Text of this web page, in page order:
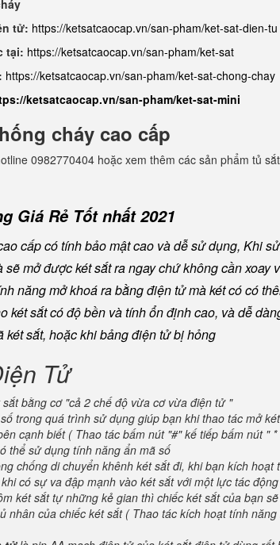
tử: https://ketsatcaocap.vn/san-pham/ket-sat-dien-tu
tại: https://ketsatcaocap.vn/san-pham/ket-sat
https://ketsatcaocap.vn/san-pham/ket-sat-chong-chay
ketsatcaocap.vn/san-pham/ket-sat-mini
cháy cao cấp
0982770404 hoặc xem thêm các sản phẩm tủ
Giá Rẻ Tốt nhất 2021
cấp có tính bảo mật cao và dễ sử dụng, Khi
mở được két sắt ra ngay chứ không cần xoay
năng mở khoá ra bằng điện tử mà két có có
két sắt có độ bền và tính ổn định cao, và dễ
két sắt, hoặc khi bảng điện tử bị hỏng
Tử
bằng cơ "cả 2 chế độ vừa cơ vừa điện tử "
trong quá trình sử dụng giúp bạn khi thao tác mở
cạnh biết ( Thao tác bấm nút "#" kế tiếp bấm nút "
thể sử dụng tính năng ẩn mã số
chống di chuyển khênh két sắt đi, khi bạn kích
có sự va đập mạnh vào két sắt với một lực tác
két sắt tự những kẻ gian thì chiếc két sắt của bạn
nhân của chiếc két sắt ( Thao tác kích hoạt tính